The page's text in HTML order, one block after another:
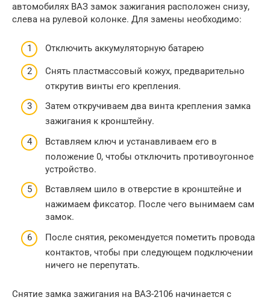
автомобилях ВАЗ замок зажигания расположен снизу,
слева на рулевой колонке. Для замены необходимо:
Отключить аккумуляторную батарею
Снять пластмассовый кожух, предварительно
открутив винты его крепления.
Затем откручиваем два винта крепления замка
зажигания к кронштейну.
Вставляем ключ и устанавливаем его в
положение 0, чтобы отключить противоугонное
устройство.
Вставляем шило в отверстие в кронштейне и
нажимаем фиксатор. После чего вынимаем сам
замок.
После снятия, рекомендуется пометить провода
контактов, чтобы при следующем подключении
ничего не перепутать.
Снятие замка зажигания на ВАЗ-2106 начинается с